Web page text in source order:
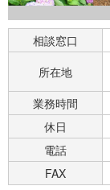
相談窓口
所在地
業務時間
休日
電話
FAX